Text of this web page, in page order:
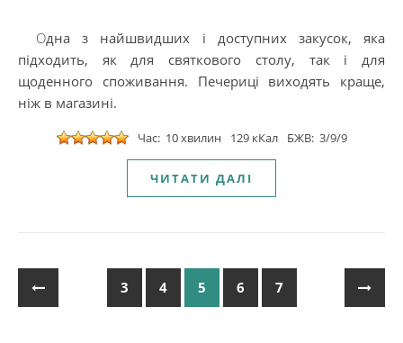
Одна з найшвидших і доступних закусок, яка
підходить, як для святкового столу, так і для
щоденного споживання. Печериці виходять краще,
ніж в магазині.
Час: 10 хвилин 129 кКал БЖВ: 3/9/9
ЧИТАТИ ДАЛІ
3 4 5 6 7